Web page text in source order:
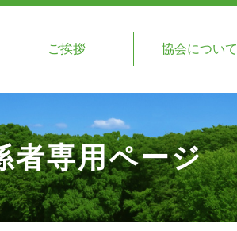
ご挨拶 協会について
者専用ページ